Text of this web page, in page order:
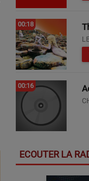
00:18
00:16
ECOUTER LA